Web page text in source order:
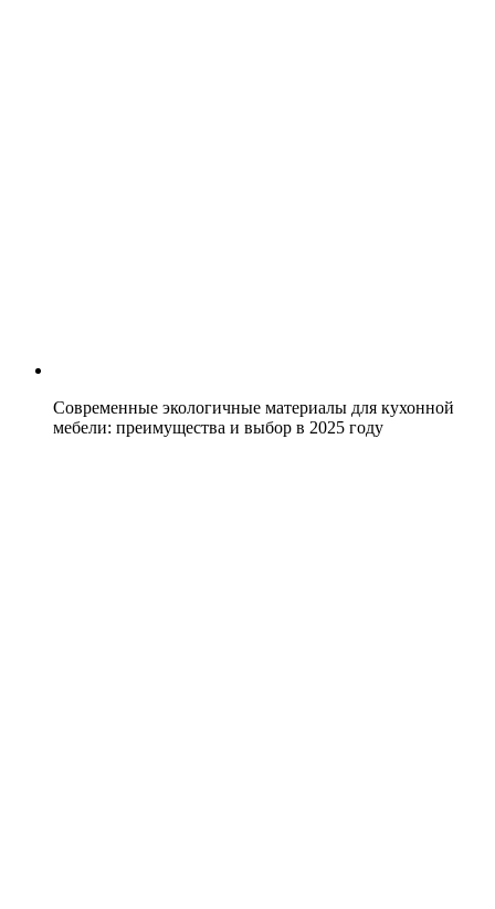
Современные экологичные материалы для кухонной
мебели: преимущества и выбор в 2025 году